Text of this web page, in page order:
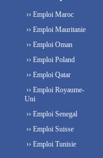
›› Emploi Maroc
›› Emploi Mauritanie
›› Emploi Oman
›› Emploi Poland
›› Emploi Qatar
›› Emploi Royaume-
Uni
›› Emploi Senegal
›› Emploi Suisse
›› Emploi Tunisie